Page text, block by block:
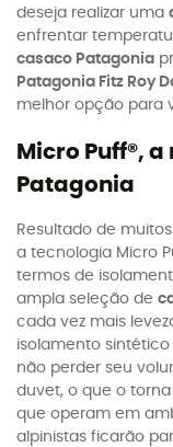
deseja realizar uma
enfrentar
casaco Patagonia
Patagonia Fitz Roy
melhor opção para
Micro Puff®,
Patagonia
Resultado de
a tecnologia Micro
termos de
ampla seleção de
cada vez mais
isolamento
não perder seu
duvet, o que o
que operam em
alpinistas ficarão